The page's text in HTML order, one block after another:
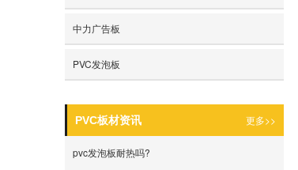
中力广告板
PVC发泡板
更多>>
PVC板材资讯
pvc发泡板耐热吗?